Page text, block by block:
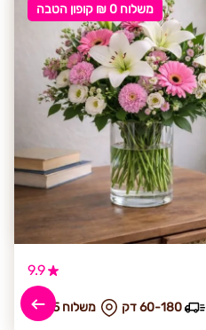
משלוח 0 ₪ קופון הטבה
9.9
₪ משלוח 25 60-180 דק